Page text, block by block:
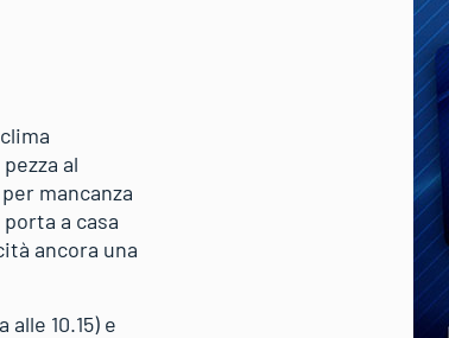
al
mancanza
a casa
ancora una
10.15) e